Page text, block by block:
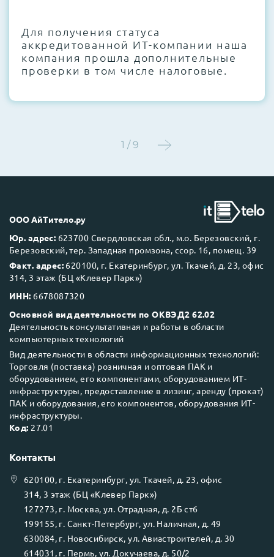
Этап 4:Стресс-тестирование под 100%
нагрузкой в течение 72 часов для
проверки стабильности всех подсистем
Next Business Day (NBD)
Для получения статуса
аккредитованной ИТ-компании наша
компания прошла дополнительные
проверки в том числе налоговые.
1 / 9
ООО АйТитело.ру
Юр. адрес: 623700 Свердловская обл., м.о. Березовский, г.
Березовский, тер. Западная промзона, ссор. 16, помещ. 39
Факт. адрес: 620100, г. Екатеринбург, ул. Ткачей, д. 23, офис
314, 3 этаж (БЦ «Клевер Парк»)
ИНН: 6678087320
Основной вид деятельности по ОКВЭД2 62.02
Деятельность консультативная и работы в области
компьютерных технологий
Вид деятельности в области информационных технологий:
Торговля (поставка) розничная и оптовая ПАК и
оборудованием, его компонентами, оборудованием ИТ-
инфраструктуры, предоставление в лизинг, аренду (прокат)
ПАК и оборудования, его компонентов, оборудования ИТ-
инфраструктуры.
Код: 27.01
Контакты
620100, г. Екатеринбург, ул.Ткачей, д. 23, офис
314, 3 этаж (БЦ «Клевер Парк»)
127273, г. Москва, ул. Отрадная, д. 2Б ст6
199155, г. Санкт-Петербург, ул. Наличная, д. 49
630084, г. Новосибирск, ул. Авиастроителей, д. 30
614031 , г. Пермь, ул. Докучаева, д. 50/2